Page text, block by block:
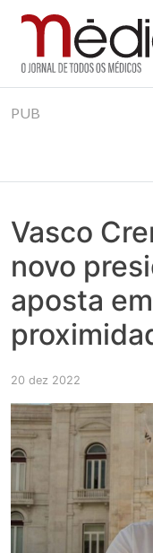
to
Jornal Médico
Médico – O Jornal
realmente contam!
PUB
Vasco
novo
aposta
20 dez 2022